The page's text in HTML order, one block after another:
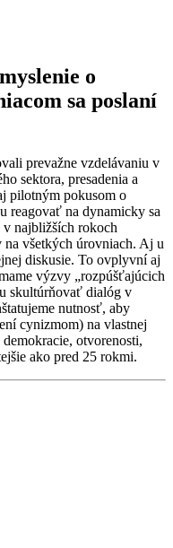
o
sa poslaní
prevažne vzdelávaniu v
sektora, presadenia a
pilotným pokusom o
reagovať na dynamicky sa
najbližších rokoch
všetkých úrovniach. Aj u
diskusie. To ovplyvní aj
výzvy „rozpúšťajúcich
skultúrňovať dialóg v
nutnosť, aby
cynizmom) na vlastnej
otvorenosti,
ako pred 25 rokmi.